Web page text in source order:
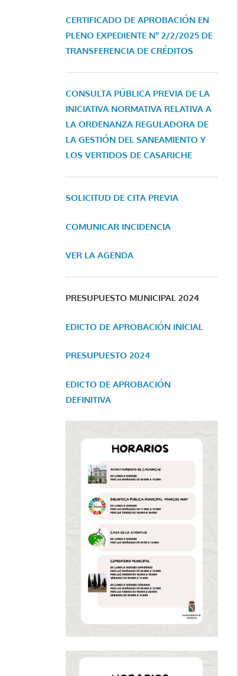
CERTIFICADO DE APROBACIÓN EN
PLENO EXPEDIENTE Nº 2/2/2025 DE
TRANSFERENCIA DE CRÉDITOS
CONSULTA PÚBLICA PREVIA DE LA
INICIATIVA NORMATIVA RELATIVA A
LA ORDENANZA REGULADORA DE
LA GESTIÓN DEL SANEAMIENTO Y
LOS VERTIDOS DE CASARICHE
SOLICITUD DE CITA PREVIA
COMUNICAR INCIDENCIA
VER LA AGENDA
PRESUPUESTO MUNICIPAL 2024
EDICTO DE APROBACIÓN INICIAL
PRESUPUESTO 2024
EDICTO DE APROBACIÓN
DEFINITIVA